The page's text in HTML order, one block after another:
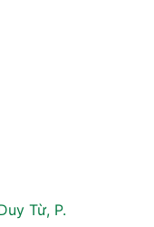
Từ, P.